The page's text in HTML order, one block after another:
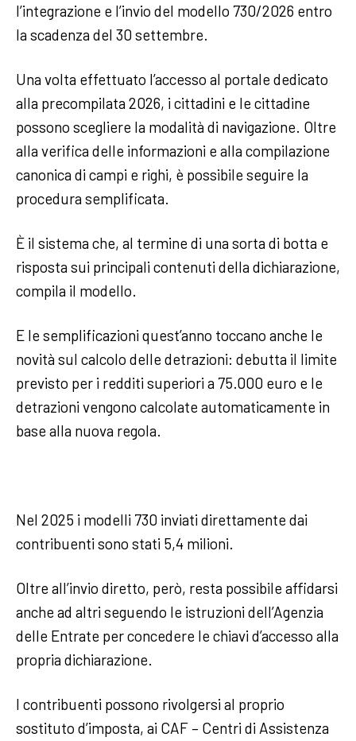
l’integrazione e l’invio del modello 730/2026 entro
la scadenza del 30 settembre.
Una volta effettuato l’accesso al portale dedicato
alla precompilata 2026, i cittadini e le cittadine
possono scegliere la modalità di navigazione. Oltre
alla verifica delle informazioni e alla compilazione
canonica di campi e righi, è possibile seguire la
procedura semplificata.
È il sistema che, al termine di una sorta di botta e
risposta sui principali contenuti della dichiarazione,
compila il modello.
E le semplificazioni quest’anno toccano anche le
novità sul calcolo delle detrazioni: debutta il limite
previsto per i redditi superiori a 75.000 euro e le
detrazioni vengono calcolate automaticamente in
base alla nuova regola.
Nel 2025 i modelli 730 inviati direttamente dai
contribuenti sono stati 5,4 milioni.
Oltre all’invio diretto, però, resta possibile affidarsi
anche ad altri seguendo le istruzioni dell’Agenzia
delle Entrate per concedere le chiavi d’accesso alla
propria dichiarazione.
I contribuenti possono rivolgersi al proprio
sostituto d’imposta, ai CAF – Centri di Assistenza